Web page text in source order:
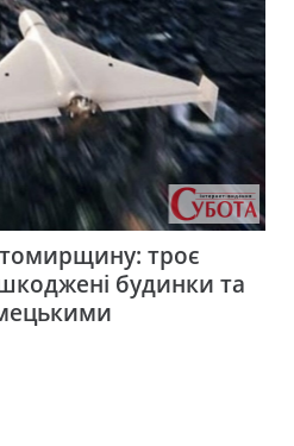
троє
будинки та